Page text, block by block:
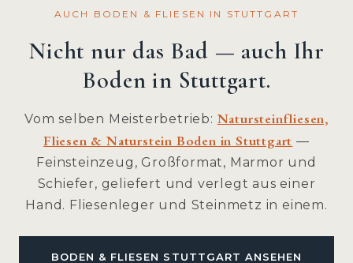
AUCH BODEN & FLIESEN IN STUTTGART
Nicht nur das Bad — auch Ihr
Boden in Stuttgart.
Vom selben Meisterbetrieb: Natursteinfliesen,
Fliesen & Naturstein Boden in Stuttgart —
Feinsteinzeug, Großformat, Marmor und
Schiefer, geliefert und verlegt aus einer
Hand. Fliesenleger und Steinmetz in einem.
BODEN & FLIESEN STUTTGART ANSEHEN